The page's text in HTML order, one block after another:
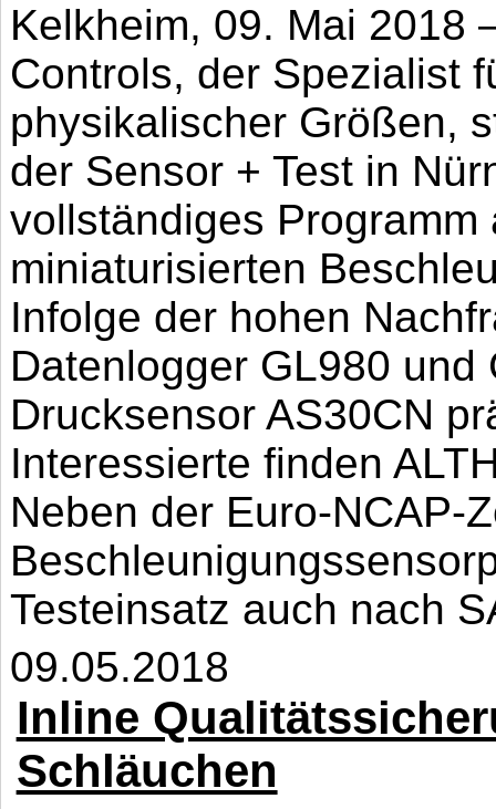
Kelkheim, 09. Mai 2018
Controls, der Spezialist
physikalischer Größen,
der Sensor + Test in
vollständiges Programm
miniaturisierten
Infolge der hohen
Datenlogger GL980 und
Drucksensor AS30CN
Interessierte finden
Neben der Euro-NCAP-
Testeinsatz auch nach
09.05.2018
Inline
Schläuchen